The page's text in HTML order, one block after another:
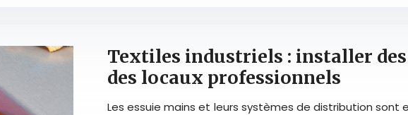
Textiles industriels : installer des
des locaux professionnels
Les essuie mains et leurs systèmes de distribution sont